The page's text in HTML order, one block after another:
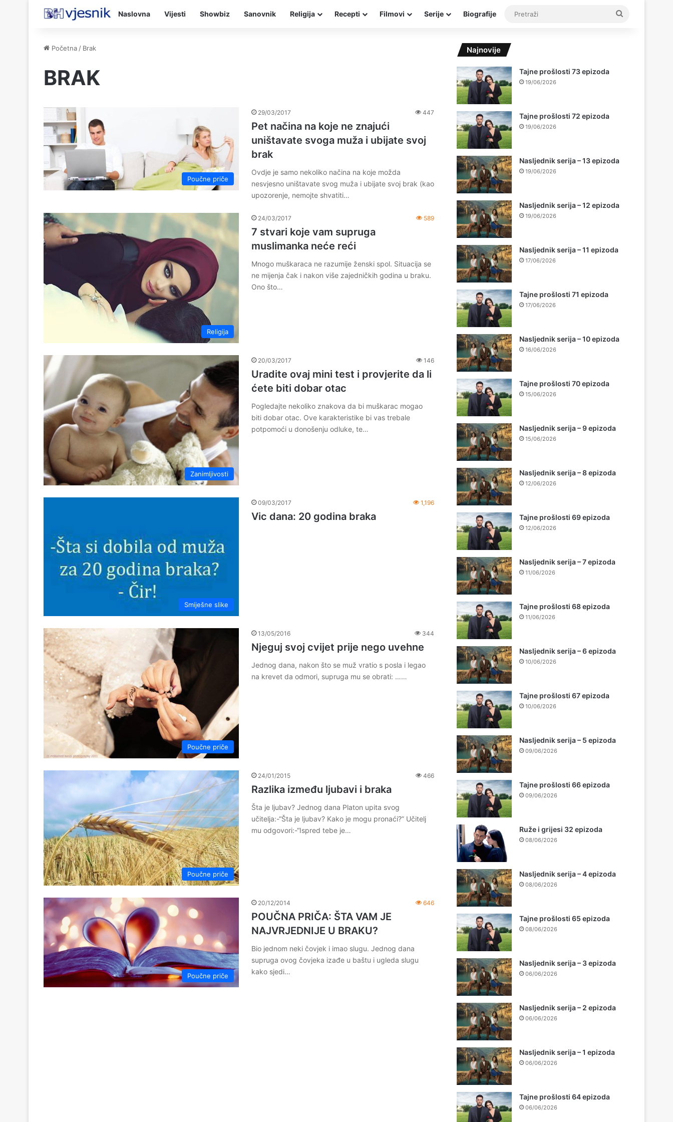
Naslovna Vijesti Showbiz Sanovnik Religija Recepti Filmovi Serije Biografije
Početna / Brak
BRAK
Poučne priče
29/03/2017 447
Pet načina na koje ne znajući
uništavate svoga muža i ubijate svoj
brak
Ovdje je samo nekoliko načina na koje možda
nesvjesno uništavate svog muža i ubijate svoj brak (kao
upozorenje, nemojte shvatiti…
Religija
24/03/2017 589
7 stvari koje vam supruga
muslimanka neće reći
Mnogo muškaraca ne razumije ženski spol. Situacija se
ne mijenja čak i nakon više zajedničkih godina u braku.
Ono što…
Zanimljivosti
20/03/2017 146
Uradite ovaj mini test i provjerite da li
ćete biti dobar otac
Pogledajte nekoliko znakova da bi muškarac mogao
biti dobar otac. Ove karakteristike bi vas trebale
potpomoći u donošenju odluke, te…
Smiješne slike
09/03/2017 1,196
Vic dana: 20 godina braka
Poučne priče
13/05/2016 344
Njeguj svoj cvijet prije nego uvehne
Jednog dana, nakon što se muž vratio s posla i legao
na krevet da odmori, supruga mu se obrati: ……
Poučne priče
24/01/2015 466
Razlika između ljubavi i braka
Šta je ljubav? Jednog dana Platon upita svog
učitelja:-“Šta je ljubav? Kako je mogu pronaći?” Učitelj
mu odgovori:-“Ispred tebe je…
Poučne priče
20/12/2014 646
POUČNA PRIČA: ŠTA VAM JE
NAJVRJEDNIJE U BRAKU?
Bio jednom neki čovjek i imao slugu. Jednog dana
supruga ovog čovjeka izađe u baštu i ugleda slugu
kako sjedi…
Najnovije
Tajne prošlosti 73 epizoda
19/06/2026
Tajne prošlosti 72 epizoda
19/06/2026
Nasljednik serija – 13 epizoda
19/06/2026
Nasljednik serija – 12 epizoda
19/06/2026
Nasljednik serija – 11 epizoda
17/06/2026
Tajne prošlosti 71 epizoda
17/06/2026
Nasljednik serija – 10 epizoda
16/06/2026
Tajne prošlosti 70 epizoda
15/06/2026
Nasljednik serija – 9 epizoda
15/06/2026
Nasljednik serija – 8 epizoda
12/06/2026
Tajne prošlosti 69 epizoda
12/06/2026
Nasljednik serija – 7 epizoda
11/06/2026
Tajne prošlosti 68 epizoda
11/06/2026
Nasljednik serija – 6 epizoda
10/06/2026
Tajne prošlosti 67 epizoda
10/06/2026
Nasljednik serija – 5 epizoda
09/06/2026
Tajne prošlosti 66 epizoda
09/06/2026
Ruže i grijesi 32 epizoda
08/06/2026
Nasljednik serija – 4 epizoda
08/06/2026
Tajne prošlosti 65 epizoda
08/06/2026
Nasljednik serija – 3 epizoda
06/06/2026
Nasljednik serija – 2 epizoda
06/06/2026
Nasljednik serija – 1 epizoda
06/06/2026
Tajne prošlosti 64 epizoda
06/06/2026